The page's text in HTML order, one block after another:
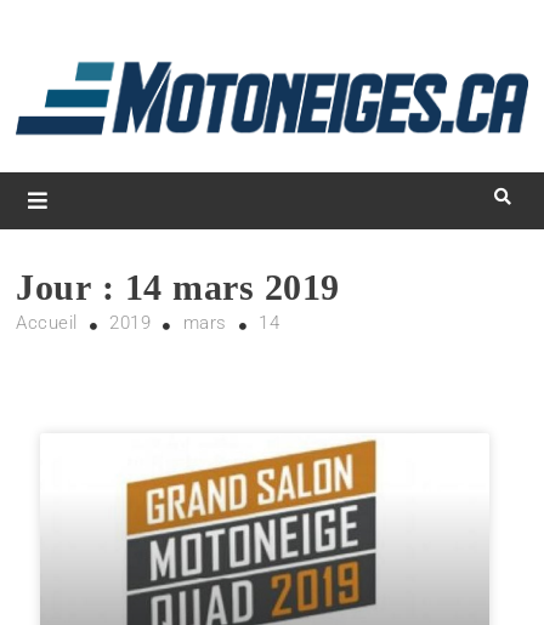
Magazine Motoneiges.ca
Jour : 14 mars 2019
Accueil 2019 mars 14